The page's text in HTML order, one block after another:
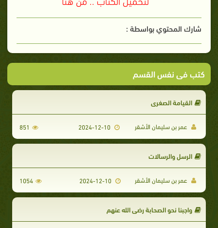
شارك المحتوي بواسطة :
كتب فى نفس القسم
القيامة الصغرى
عمر بن سليمان الأشقر 851
الرسل والرسالات
عمر بن سليمان الأشقر 1054
واجبنا نحو الصحابة رضي الله عنهم